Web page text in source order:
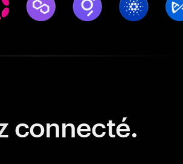
connecté.